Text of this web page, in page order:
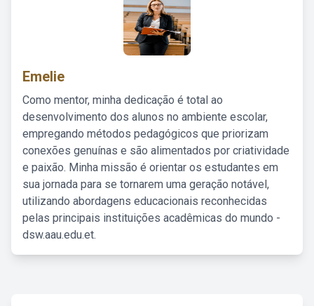
Emelie
Como mentor, minha dedicação é total ao
desenvolvimento dos alunos no ambiente escolar,
empregando métodos pedagógicos que priorizam
conexões genuínas e são alimentados por criatividade
e paixão. Minha missão é orientar os estudantes em
sua jornada para se tornarem uma geração notável,
utilizando abordagens educacionais reconhecidas
pelas principais instituições acadêmicas do mundo -
dsw.aau.edu.et.